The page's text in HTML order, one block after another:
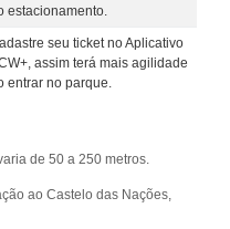
estacionamento.
seu ticket no Aplicativo
assim terá mais agilidade
entrar no parque.
de 50 a 250 metros.
ao Castelo das Nações,